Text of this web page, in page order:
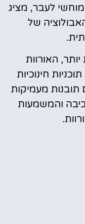
מוחשי לעבר, מציג
של
האורוות
חינוכיות
מעמיקות
והמשמעות